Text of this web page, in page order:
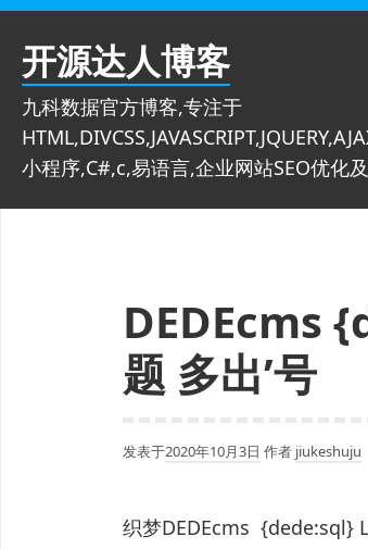
跳
开源达人博客
九科数据官方博客,专注于
小程序,C#,c,易语言,企业网站SEO优化
DEDEcms
题 多出’号
发表于2020年10月3日 作者 jiukeshuju
织梦DEDEcms {dede:sql}